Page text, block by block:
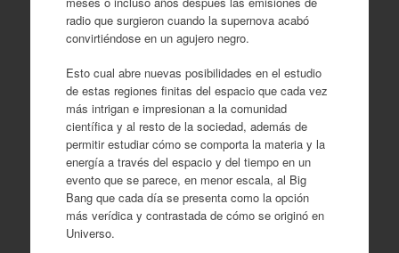
radio que surgieron cuando la supernova acabó
convirtiéndose en un agujero negro.
Esto cual abre nuevas posibilidades en el estudio
de estas regiones finitas del espacio que cada vez
más intrigan e impresionan a la comunidad
científica y al resto de la sociedad, además de
permitir estudiar cómo se comporta la materia y la
energía a través del espacio y del tiempo en un
evento que se parece, en menor escala, al Big
Bang que cada día se presenta como la opción
más verídica y contrastada de cómo se originó en
Universo.